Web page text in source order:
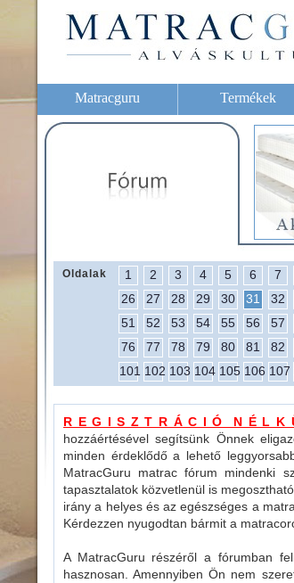
Matracguru Termékek
Oldalak 1 2 3 4 5 6 7
26
27 28 29 30 31 32
51
52 53 54 55 56 57
76
77 78 79 80 81 82
101 102 103 104 105 106 107
R E G I S Z T R Á C I Ó N É L K
hozzáértésével segítsünk Önnek
minden érdeklődő a lehető
MatracGuru matrac fórum mindenki
tapasztalatok közvetlenül is
irány a helyes és az egészséges a
Kérdezzen nyugodtan bármit a
A MatracGuru részéről a fórumban
hasznosan. Amennyiben Ön nem